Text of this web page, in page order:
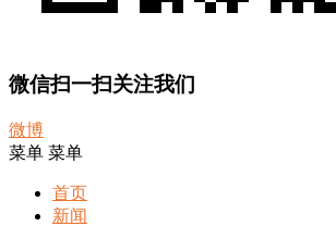
微信扫一扫关注我们
微博
菜单 菜单
首页
新闻